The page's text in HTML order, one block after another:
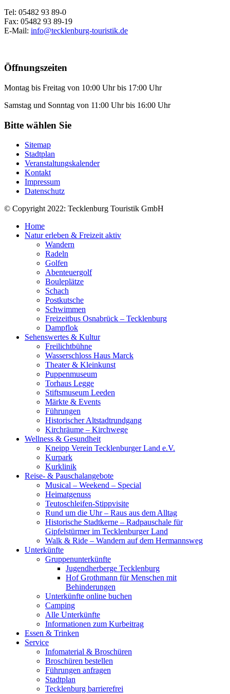
Tel: 05482 93 89-0
Fax: 05482 93 89-19
E-Mail: info@tecklenburg-touristik.de
Öffnungszeiten
Montag bis Freitag von 10:00 Uhr bis 17:00 Uhr
Samstag und Sonntag von 11:00 Uhr bis 16:00 Uhr
Bitte wählen Sie
Sitemap
Stadtplan
Veranstaltungskalender
Kontakt
Impressum
Datenschutz
© Copyright 2022: Tecklenburg Touristik GmbH
Home
Natur erleben & Freizeit aktiv
Wandern
Radeln
Golfen
Abenteuergolf
Bouleplätze
Schach
Postkutsche
Schwimmen
Freizeitbus Osnabrück – Tecklenburg
Dampflok
Sehenswertes & Kultur
Freilichtbühne
Wasserschloss Haus Marck
Theater & Kleinkunst
Puppenmuseum
Torhaus Legge
Stiftsmuseum Leeden
Märkte & Events
Führungen
Historischer Altstadtrundgang
Kirchräume – Kirchwege
Wellness & Gesundheit
Kneipp Verein Tecklenburger Land e.V.
Kurpark
Kurklinik
Reise- & Pauschalangebote
Musical – Weekend – Special
Heimatgenuss
Teutoschleifen-Stippvisite
Rund um die Uhr – Raus aus dem Alltag
Historische Stadtkerne – Radpauschale für
Gipfelstürmer im Tecklenburger Land
Walk & Ride – Wandern auf dem Hermannsweg
Unterkünfte
Gruppenunterkünfte
Jugendherberge Tecklenburg
Hof Grothmann für Menschen mit
Behinderungen
Unterkünfte online buchen
Camping
Alle Unterkünfte
Informationen zum Kurbeitrag
Essen & Trinken
Service
Infomaterial & Broschüren
Broschüren bestellen
Führungen anfragen
Stadtplan
Tecklenburg barrierefrei